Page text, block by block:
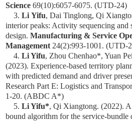
Science69(10):6057-6075. (UTD-24)
3. LiYifu, Dai Tinglong, Qi
interior peaks: Activity sequencing and
design.Manufacturing & Service
Management 24(2):993-1001. (UTD-
4.Li Yifu, Zhou Chenhao*, Yuan
(2023). Experience-based territory
with predicted demand and driver
Research Part E: Logistics and
1-20. (ABDC A*)
5.Li Yifu*, Qi Xiangtong. (2022).
bound algorithm for the service-